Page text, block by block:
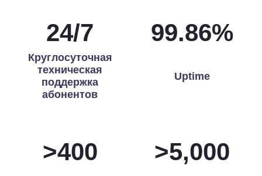
24/7
Круглосуточная
техническая
поддержка
абонентов
99.97%
Uptime
>400 >5,000